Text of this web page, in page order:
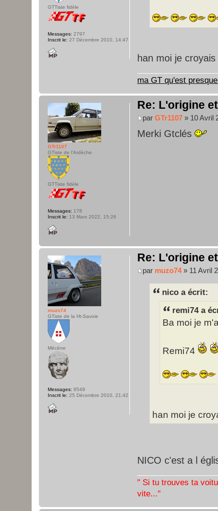
han moi je
ma GT qu'est
GTTiste fidèle
Messages: 2797
Inscrit le: 27 Décembre 2010, 14:47
Re: L'origine
par GTr1107 » 10 Avril
Merki Gtclés
GTr1107
GTiste de l'Ardèche
GTTiste fidèle
Messages: 178
Inscrit le: 13 Mars 2022, 15:26
Re: L'origine
par muzo74» 11 Avril
nico a écrit:
remi74 a
Ba moi je
Remi74
han moi je
NICO c'est a l
" Si tu trouves ta
vite..."
muzo74
GTiste de la Ht-Savoie
Mécène
Messages: 9549
Inscrit le: 25 Décembre 2010, 21:42